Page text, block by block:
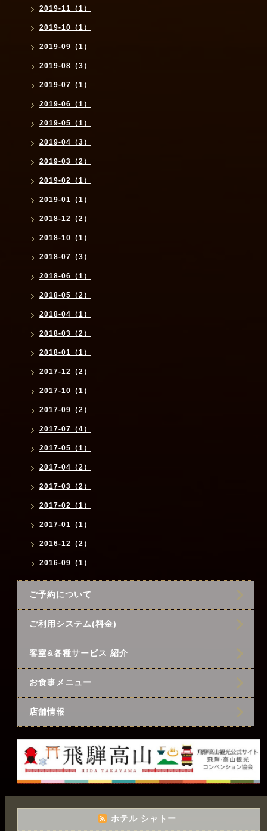
2019-11（1）
2019-10（1）
2019-09（1）
2019-08（3）
2019-07（1）
2019-06（1）
2019-05（1）
2019-04（3）
2019-03（2）
2019-02（1）
2019-01（1）
2018-12（2）
2018-10（1）
2018-07（3）
2018-06（1）
2018-05（2）
2018-04（1）
2018-03（2）
2018-01（1）
2017-12（2）
2017-10（1）
2017-09（2）
2017-07（4）
2017-05（1）
2017-04（2）
2017-03（2）
2017-02（1）
2017-01（1）
2016-12（2）
2016-09（1）
ご予約について
ご利用システム(料金)
客室&各種サービス 紹介
お食事メニュー
店舗情報
ホテル シャトー